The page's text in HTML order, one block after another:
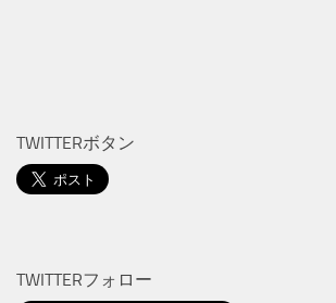
TWITTERボタン
TWITTERフォロー